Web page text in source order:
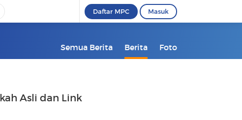
Daftar MPC Masuk
Semua Berita Berita Foto
Asli dan Link